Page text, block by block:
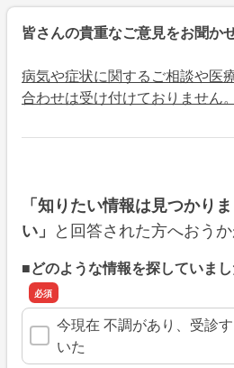
皆さんの貴重なご意見をお聞か
病気や症状に関するご相談や医
合わせは受け付けておりません。
「知りたい情報は見つかりま
い」 と回答された方へおうか
■どのような情報を探していまし
今現在 不調があり、受診
いた